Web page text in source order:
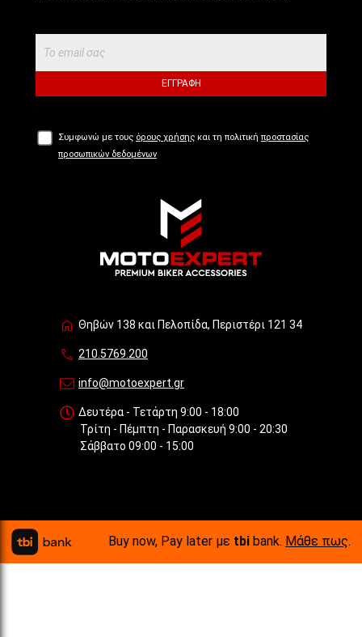
ΕΓΓΡΑΦΉ
Συμφωνώ με τους όρους χρήσης και τη πολιτική προστασίας
προσωπικών δεδομένων
Θηβών 138 και Πελοπίδα, Περιστέρι 121 34
210.5769.200
info@motoexpert.gr
Δευτέρα - Τετάρτη 9:00 - 18:00
Τρίτη - Πέμπτη - Παρασκευή 9:00 - 20:30
Σάββατο 09:00 - 15:00
Buy now, Pay later με tbi bank. Μάθε πως.